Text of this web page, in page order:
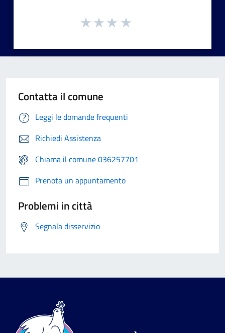
Contatta il comune
Leggi le domande frequenti
Richiedi Assistenza
Chiama il comune 036257701
Prenota un appuntamento
Problemi in città
Segnala disservizio